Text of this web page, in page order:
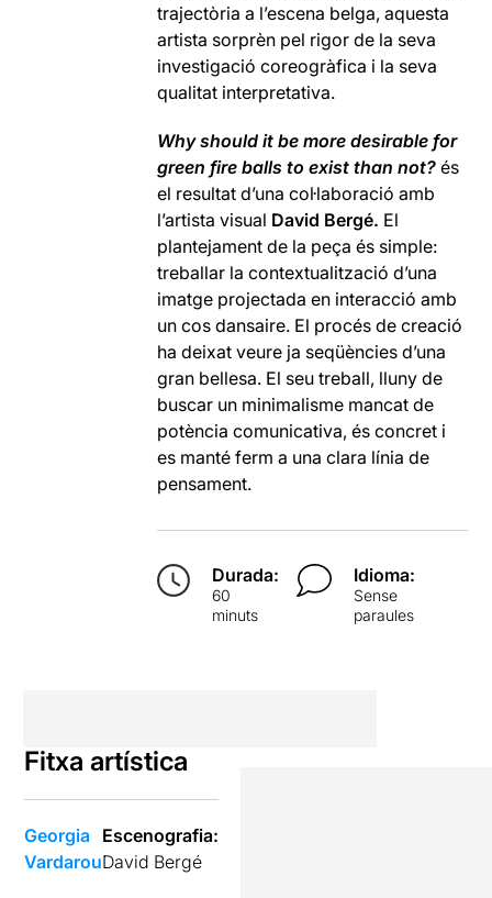
trajectòria a l’escena belga, aquesta
artista sorprèn pel rigor de la seva
investigació coreogràfica i la seva
qualitat interpretativa.
Why should it be more desirable for
green fire balls to exist than not? és
el resultat d’una col·laboració amb
l’artista visual David Bergé. El
plantejament de la peça és simple:
treballar la contextualització d’una
imatge projectada en interacció amb
un cos dansaire. El procés de creació
ha deixat veure ja seqüències d’una
gran bellesa. El seu treball, lluny de
buscar un minimalisme mancat de
potència comunicativa, és concret i
es manté ferm a una clara línia de
pensament.
Durada:
60
minuts
Idioma:
Sense
paraules
Fitxa artística
Georgia
Vardarou
Escenografia:
David Bergé